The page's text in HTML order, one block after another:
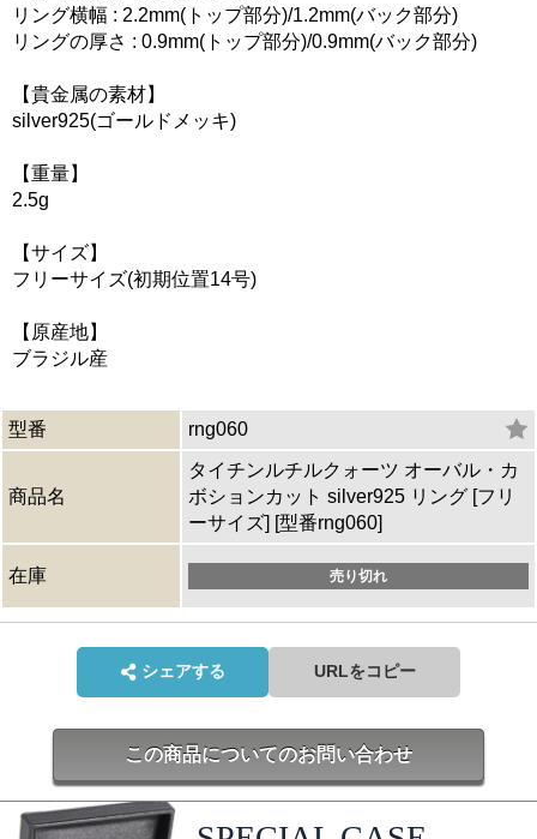
リング横幅 : 2.2mm(トップ部分)/1.2mm(バック部分)
リングの厚さ : 0.9mm(トップ部分)/0.9mm(バック部分)
【貴金属の素材】
silver925(ゴールドメッキ)
【重量】
2.5g
【サイズ】
フリーサイズ(初期位置14号)
【原産地】
ブラジル産
型番 rng060
商品名
タイチンルチルクォーツ オーバル・カ
ボションカット silver925 リング [フリ
ーサイズ] [型番rng060]
在庫 売り切れ
シェアする URLをコピー
この商品についてのお問い合わせ